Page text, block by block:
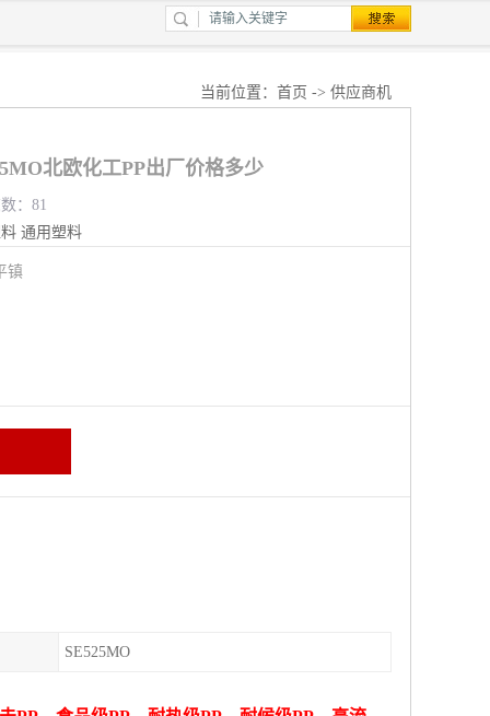
当前位置： 首页 -> 供应商机
北欧化工PP出厂价格多少
：81
通用塑料
镇
SE525MO